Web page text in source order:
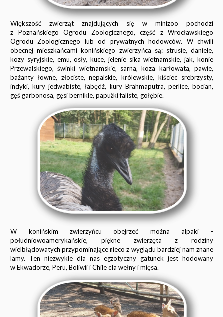
Większość zwierząt znajdujących się w minizoo pochodzi
z Poznańskiego Ogrodu Zoologicznego, część z Wrocławskiego
Ogrodu Zoologicznego lub od prywatnych hodowców. W chwili
obecnej mieszkańcami konińskiego zwierzyńca są: strusie, daniele,
kozy syryjskie, emu, osły, kuce, jelenie sika wietnamskie, jak, konie
Przewalskiego, świnki wietnamskie, sarna, koza karłowata, pawie,
bażanty łowne, złociste, nepalskie, królewskie, kiściec srebrzysty,
indyki, kury jedwabiste, łabędź, kury Brahmaputra, perlice, bocian,
gęś garbonosa, gęsi bernikle, papużki faliste, gołębie.
W konińskim zwierzyńcu obejrzeć można alpaki -
południowoamerykańskie, piękne zwierzęta z rodziny
wielbłądowatych przypominające nieco z wyglądu bardziej nam znane
lamy. Ten niezwykle dla nas egzotyczny gatunek jest hodowany
w Ekwadorze, Peru, Boliwii i Chile dla wełny i mięsa.